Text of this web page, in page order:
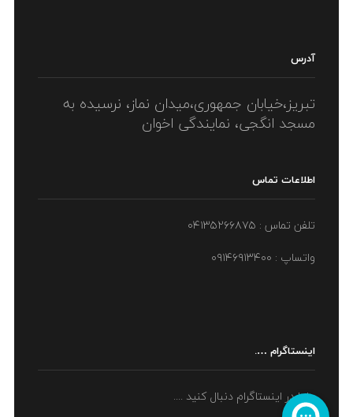
آدرس
تبریز،خیابان جمهوری،میدان نماز، نرسیده به
مسجد انگجی، نمایندگی اخوان
اطلاعات تماس
تلفن تماس : ۰۴۱۳۵۲۶۶۸۷۵
واتساپ : ۰۹۱۴۶۹۱۳۴۰۰
اینستاگرام ….
ما را در اینستاگرام دنبال کنید ....